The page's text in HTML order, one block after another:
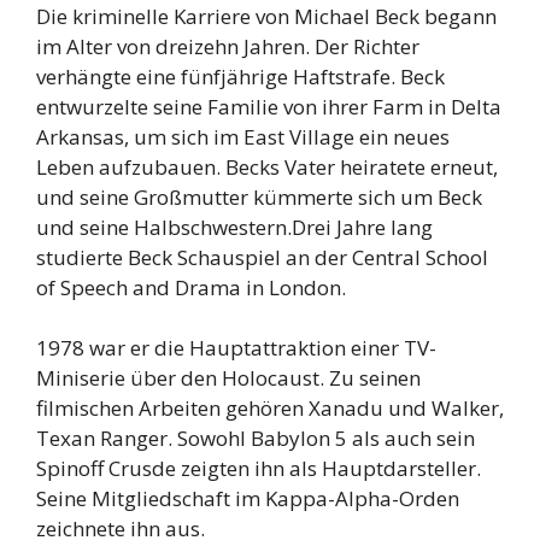
Die kriminelle Karriere von Michael Beck begann
im Alter von dreizehn Jahren. Der Richter
verhängte eine fünfjährige Haftstrafe. Beck
entwurzelte seine Familie von ihrer Farm in Delta
Arkansas, um sich im East Village ein neues
Leben aufzubauen. Becks Vater heiratete erneut,
und seine Großmutter kümmerte sich um Beck
und seine Halbschwestern.Drei Jahre lang
studierte Beck Schauspiel an der Central School
of Speech and Drama in London.
1978 war er die Hauptattraktion einer TV-
Miniserie über den Holocaust. Zu seinen
filmischen Arbeiten gehören Xanadu und Walker,
Texan Ranger. Sowohl Babylon 5 als auch sein
Spinoff Crusde zeigten ihn als Hauptdarsteller.
Seine Mitgliedschaft im Kappa-Alpha-Orden
zeichnete ihn aus.